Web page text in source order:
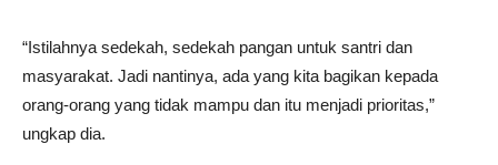
“Istilahnya sedekah, sedekah pangan untuk santri dan
masyarakat. Jadi nantinya, ada yang kita bagikan kepada
orang-orang yang tidak mampu dan itu menjadi prioritas,”
ungkap dia.